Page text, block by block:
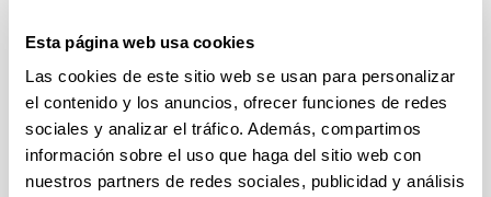
Esta página web usa cookies
Las cookies de este sitio web se usan para personalizar
el contenido y los anuncios, ofrecer funciones de redes
sociales y analizar el tráfico. Además, compartimos
información sobre el uso que haga del sitio web con
nuestros partners de redes sociales, publicidad y análisis
Proyectos de I+D+i relacionados
con las funciones del Consejo de
Seguridad Nuclear
Proyecto de investigación